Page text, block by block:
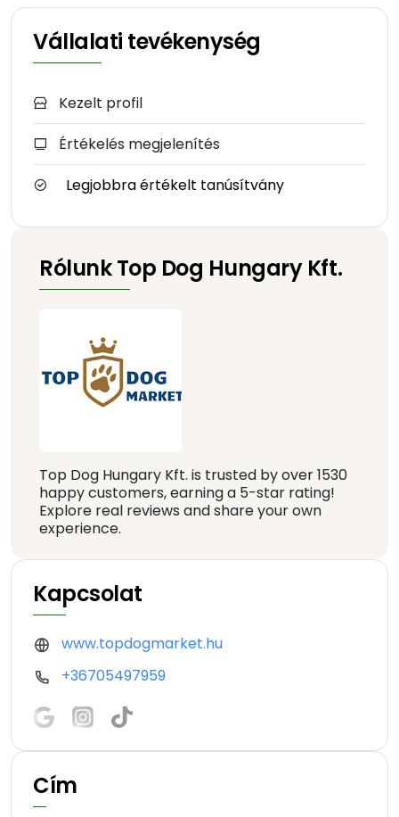
Vállalati tevékenység
Kezelt profil
Értékelés megjelenítés
Legjobbra értékelt tanúsítvány
Rólunk Top Dog Hungary Kft.
Top Dog Hungary Kft. is trusted by over 1530
happy customers, earning a 5-star rating!
Explore real reviews and share your own
experience.
Kapcsolat
www.topdogmarket.hu
+36705497959
Cím